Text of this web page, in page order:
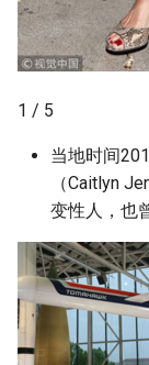
1 / 5
当地时间
（Caitlyn
变性人，也